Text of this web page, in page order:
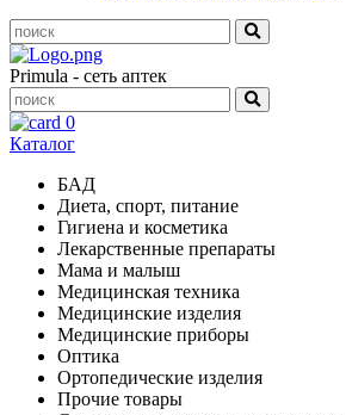
Primula - сеть аптек
0
Каталог
БАД
Диета, спорт, питание
Гигиена и косметика
Лекарственные препараты
Мама и малыш
Медицинская техника
Медицинские изделия
Медицинские приборы
Оптика
Ортопедические изделия
Прочие товары